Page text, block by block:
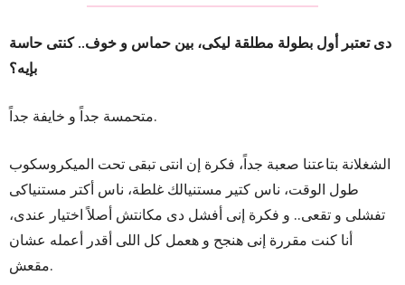
دى تعتبر أول بطولة مطلقة ليكى، بين حماس و خوف.. كنتى حاسة
بإيه؟
متحمسة جداً و خايفة جداً.
الشغلانة بتاعتنا صعبة جداً، فكرة إن انتى تبقى تحت الميكروسكوب
طول الوقت، ناس كتير مستنيالك غلطة، ناس أكتر مستنياكى
تفشلى و تقعى.. و فكرة إنى أفشل دى مكانتش أصلاً اختيار عندى،
أنا كنت مقررة إنى هنجح و هعمل كل اللى أقدر أعمله عشان
مقعش.